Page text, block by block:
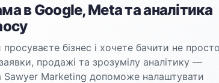
в Google, Meta та аналітика
бізнес і хочете бачити не просто
продажі та зрозумілу аналітику —
Sawyer Marketing допоможе налаштувати